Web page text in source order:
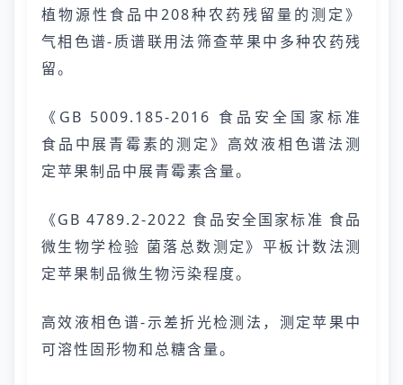
植物源性食品中208种农药残留量的测定》
气相色谱-质谱联用法筛查苹果中多种农药残
留。
《GB 5009.185-2016 食品安全国家标准
食品中展青霉素的测定》高效液相色谱法测
定苹果制品中展青霉素含量。
《GB 4789.2-2022 食品安全国家标准 食品
微生物学检验 菌落总数测定》平板计数法测
定苹果制品微生物污染程度。
高效液相色谱-示差折光检测法，测定苹果中
可溶性固形物和总糖含量。